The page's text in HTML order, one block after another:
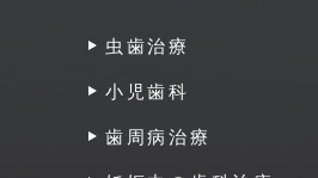
虫歯治療
小児歯科
歯周病治療